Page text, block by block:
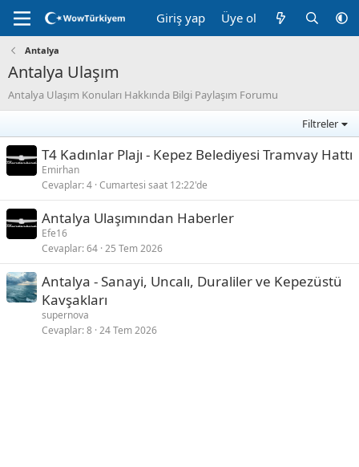
Giriş yap Üye ol
Antalya
Antalya Ulaşım
Antalya Ulaşım Konuları Hakkında Bilgi Paylaşım Forumu
Filtreler
T4 Kadınlar Plajı - Kepez Belediyesi Tramvay Hattı
Emirhan
Cevaplar 4 Cumartesi saat 12:22'de
Antalya Ulaşımından Haberler
Efe16
Cevaplar 64 25 Tem 2026
Antalya - Sanayi, Uncalı, Duraliler ve Kepezüstü
Kavşakları
supernova
Cevaplar 8 24 Tem 2026